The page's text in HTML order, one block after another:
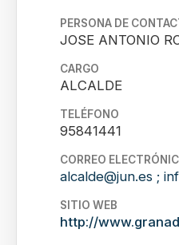
PERSONA DE
JOSE ANTONIO
CARGO
ALCALDE
TELÉFONO
95841441
CORREO
alcalde@jun.es ;
SITIO WEB
http://